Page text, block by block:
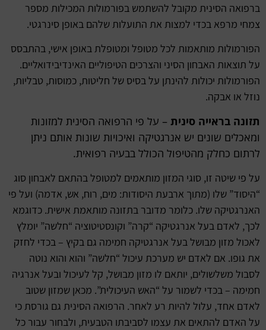
ברפואה הסינית מקובל להשתמש בפורמולות המכילות מספר
צמחי מרפא בכדי למצות את התועלות שלהם באופן סינרגטי.
הפורמולות מותאמות לכל מטופל ומטופלת באופן אישי, בהתבסס
על תוצאות האבחון הסיני והצרכים הטיפוליים האינדיבידואליים.
הפורמולות יכולות להינתן על בסיס של חליטות, כמוסות, טבליות,
נוזל או אבקה.
תזונה בראייה סינית – על פי הרפואה הסינית למזונות
ומאכלים שונים יש אנרגטיקה ואיכויות שונות אותם ניתן
לרתום כחלק מהטיפול הכולל בבעיה רפואית.
על פי שיטה זו, סוגי המזון מותאמים למטופל בהתאם לאבחון סוג
“היסוד” שלו (מתוך ארבעת היסודות: מים, רוח, אש, אדמה) ועל פי
האנרגטיקה שלו. כלומר מדובר בתזונה מותאמת אישית. כדוגמא
לכך, לאדם בעל אנרגטיקה “קרה” וקונסטיטוציה “חלשה” יומלץ
לאכול מזון מבושל בעל אנרגטיקה חמימה גם בקיץ – בכדי לחזק
את גופו. אם לאדם יש מערכת עיכול “חלשה” והוא והוא נוטה
לסבול משלשולים, יותאם לו מזון מבושל, קל לעיכול ובעל אנרגיה
חמימה – בכדי לשמור על “האש העיכולית”. מכאן שמזון שטוב
לאדם אחד, עלול להיות רע לאחר. הרפואה הסינית גם גורסת כי
על האדם להתאים את עצמו לסביבתו הטבעית, ולבחור עבור כל